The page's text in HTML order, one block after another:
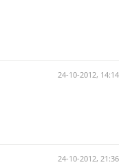
24-10-2012, 14:14
24-10-2012, 21:36